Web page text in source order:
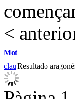
<
Mot
clauResultado